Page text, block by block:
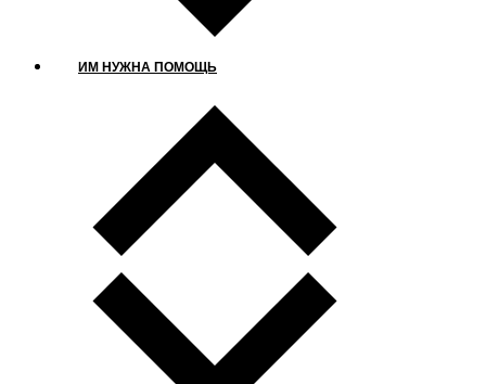
ИМ НУЖНА ПОМОЩЬ